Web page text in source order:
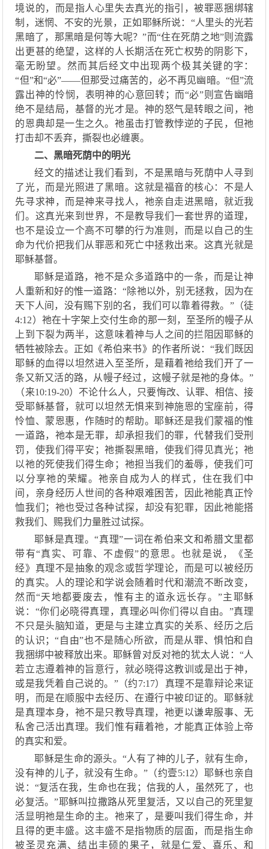
境说的，而是指人心里失去真光的指引 ，被罪恶捆绑辖
制 ， 迷惘、不安的光景， 正如耶稣所说： “人里头的光若
黑暗了，那黑暗是何等大呢？”而“住在死荫之地”则 流露
出更甚的绝望，这样的人 长期活在死亡权势的阴影下，
毫无盼望。 然而其后经文中出现两个极其关键的字 ：
“但”和“必”——但那受过痛苦的，必不再见幽暗。 “但”流
露出神的怜悯， 表明神的心意回转；而“必”则 宣告 幽暗
绝不是结局，基督的光才是。神的怒气是转眼之间，祂
的恩典却是一生之久。祂虽击打管教悖逆的子民 ， 但祂
打击却不丢弃，撕裂也必缠裹。
二、黑暗死荫中的明光
经文的描述让我们看到， 不是黑暗与死荫中 人寻到
了光， 而是光照进了黑暗。这就是福音的核心：不是人
先寻求神，而是神来寻找人，祂亲自走进黑暗， 就近我
们。 这真光来到世界，不是教导我们一套世界的道理，
也不是设立一个高不可攀的行为准则，而是以自己的生
命为代价把我们从罪恶和死亡中拯救出来。 这真光就是
耶稣基督。
耶稣是道路，祂不是众多道路中的一条，而是让神
人重新和好的惟一道路：“除祂以外，别无拯救，因为在
天下人间，没有赐下别的名，我们可以靠着得救。”（徒
4:12） 祂在十字架上交付生命的那一刻，至圣所的幔子从
上到下裂为两半， 这意味着神与人之间的拦阻 因耶稣的
牺牲被除去。 正如 《希伯来书》的作者所说：“我们既因
耶稣的血得以坦然进入至圣所，是藉着祂给我们开了一
条又新又活的路，从幔子经过 ， 这幔子就是祂的身体。”
（来10:19-20） 不论什么人，只要悔改、认罪、相信、接
受耶稣基督， 就可以坦然无惧来到神施恩的宝座前，得
怜恤、蒙恩惠，作随时的帮助。耶稣还是我们 蒙福的惟
一道路， 祂本是无罪，却承担我们 的罪，代替我们受刑
罚，使我们得平安；祂撕裂黑暗，使我们得见真光；祂
以祂的死使我们得生命； 祂担当我们的羞辱，使我们可
以分享祂的荣耀。祂亲自 成为人的样式，住在我们中
间，亲身经历人世间的各种艰难困苦，因此祂能真正怜
恤我们 ； 祂也受过各种试探，却没有犯罪，因此祂能搭
救我们 、 赐我们力量胜过试探。
耶稣是真理。“真理”一词在希伯来文和希腊文里都
带有“真实、可靠、不虚假”的意思。也就是说， 《圣
经》 真理不是抽象的观念或哲学理论，而是可以被经历
的真实。人的理论和学说会随着时代和潮流不断改变，
然而“天地都要废去，惟有主的道永远长存。”主耶稣
说：“你们必晓得真理，真理必叫你们得以自由。”真理
不只是头脑知道，
更是与主建立真实的关系、经历之后
的认识 ；“自由”也不是随心所欲，而是从罪、惧怕和自
我捆绑中被释放出来。耶稣曾对反对祂的犹太人说：“人
若立志遵着神的旨意行，就必晓得这教训或是出于神，
或是我凭着自己说的。”（约7:17）真理不是靠辩论来证
明，而是在顺服中去经历、在遵行中被印证的。 耶稣就
是真理本身， 祂不是只教导真理，祂更以谦卑服事、无
私舍己活出真理。 我们惟有藉着祂，才能真正体验上帝
的真实和爱。
耶稣是生命的源头。 “人有了神的儿子，就有生命，
没有神的儿子，就没有生命。 ”（约壹5:12）耶稣也亲自
说： “复活在我，生命也在我；信我的人，虽然死了，也
必复活。”耶稣叫拉撒路从死里复活， 又以自己的死里复
活显明祂是生命的主。 祂来了，是要叫 我们 得生命，并
且得的更丰盛。这丰盛不是指物质的层面，而是指生命
被圣灵充满、结出丰硕的 果子，就是仁爱、喜乐、和